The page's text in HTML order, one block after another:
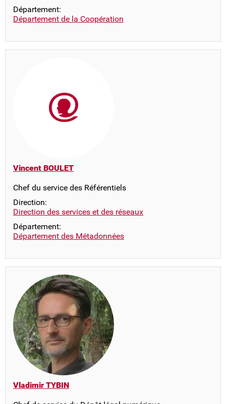
Département:
Département de la Coopération
Vincent BOULET
Chef du service des Référentiels
Direction:
Direction des services et des réseaux
Département:
Département des Métadonnées
Vladimir TYBIN